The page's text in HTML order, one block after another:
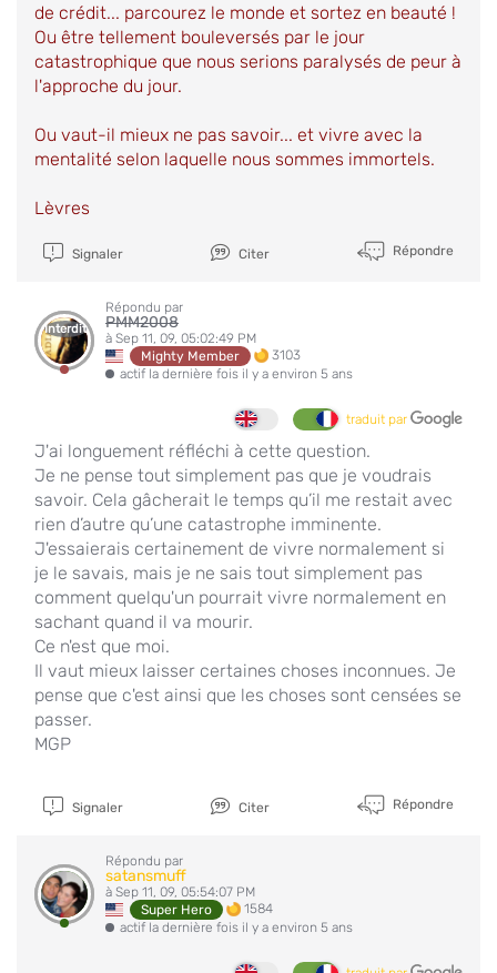
de crédit... parcourez le monde et sortez en beauté !
Ou être tellement bouleversés par le jour
catastrophique que nous serions paralysés de peur à
l'approche du jour.
Ou vaut-il mieux ne pas savoir... et vivre avec la
mentalité selon laquelle nous sommes immortels.
Lèvres
Signaler Citer Répondre
Interdit
Répondu par
PMM2008
à Sep 11, 09, 05:02:49 PM
Mighty Member
3103
actif la dernière fois il y a environ 5 ans
traduit par
J'ai longuement réfléchi à cette question.
Je ne pense tout simplement pas que je voudrais
savoir. Cela gâcherait le temps qu’il me restait avec
rien d’autre qu’une catastrophe imminente.
J'essaierais certainement de vivre normalement si
je le savais, mais je ne sais tout simplement pas
comment quelqu'un pourrait vivre normalement en
sachant quand il va mourir.
Ce n'est que moi.
Il vaut mieux laisser certaines choses inconnues. Je
pense que c'est ainsi que les choses sont censées se
passer.
MGP
Signaler Citer Répondre
Répondu par
satansmuff
à Sep 11, 09, 05:54:07 PM
Super Hero
1584
actif la dernière fois il y a environ 5 ans